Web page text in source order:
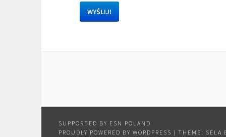
PROUDLY POWERED BY WORDPRESS | THEME: SELA